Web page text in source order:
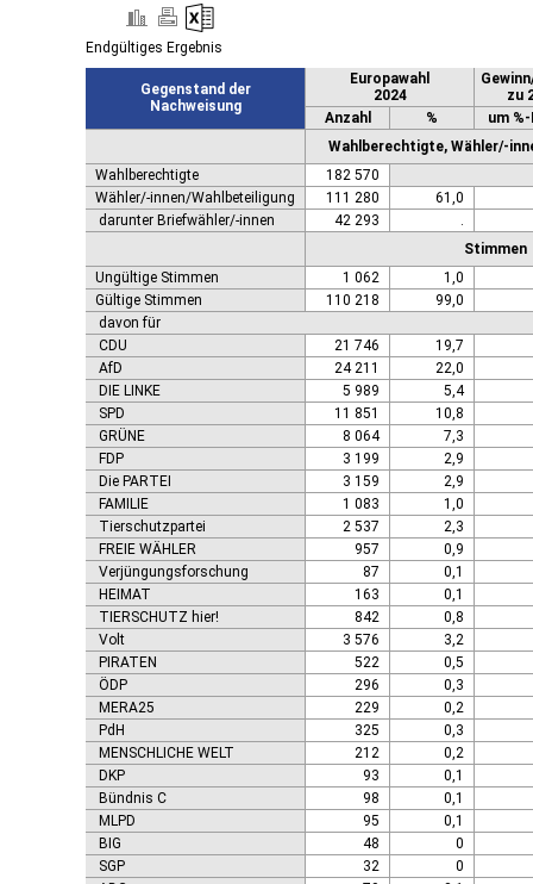
Endgültiges Ergebnis
Gegenstand der
Nachweisung
Europawahl
2024
zu
Anzahl
%
um
Wahlberechtigte, Wähler/-
Wahlberechtigte
182 570
Wähler/-innen/Wahlbeteiligung
111 280
61,0
darunter Briefwähler/-innen
42 293
.
Stimmen
Ungültige Stimmen
1 062
1,0
Gültige Stimmen
110 218
99,0
davon für
CDU
21 746
19,7
AfD
24 211
22,0
DIE LINKE
5 989
5,4
SPD
11 851
10,8
GRÜNE
8 064
7,3
FDP
3 199
2,9
Die PARTEI
3 159
2,9
FAMILIE
1 083
1,0
Tierschutzpartei
2 537
2,3
FREIE WÄHLER
957
0,9
Verjüngungsforschung
87
0,1
HEIMAT
163
0,1
TIERSCHUTZ hier!
842
0,8
Volt
3 576
3,2
PIRATEN
522
0,5
ÖDP
296
0,3
MERA25
229
0,2
PdH
325
0,3
MENSCHLICHE WELT
212
0,2
DKP
93
0,1
Bündnis C
98
0,1
MLPD
95
0,1
BIG
48
0
SGP
32
0